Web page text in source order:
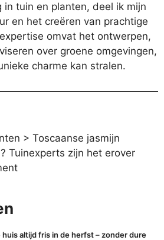
in tuin en planten, deel ik mijn
en het creëren van prachtige
omvat het ontwerpen,
over groene omgevingen,
charme kan stralen.
> Toscaanse jasmijn
Tuinexperts zijn het erover
huis altijd fris in de herfst – zonder dure